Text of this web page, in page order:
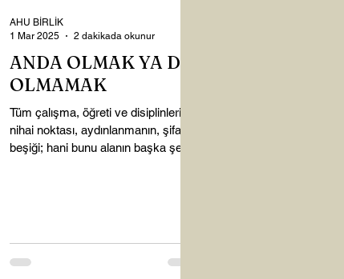
ANDA OLMAK YA DA
OLMAMAK
Tüm çalışma, öğreti ve disiplinlerin
nihai noktası, aydınlanmanın, şifanın
beşiği; hani bunu alanın başka şey
AHU BİRLİK
1 Mar 2025
2 dakikada okunur